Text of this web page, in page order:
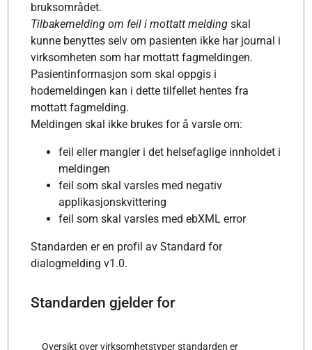
bruksområdet.
Tilbakemelding om feil i mottatt melding skal
kunne benyttes selv om pasienten ikke har journal i
virksomheten som har mottatt fagmeldingen.
Pasientinformasjon som skal oppgis i
hodemeldingen kan i dette tilfellet hentes fra
mottatt fagmelding.
Meldingen skal ikke brukes for å varsle om:
feil eller mangler i det helsefaglige innholdet i
meldingen
feil som skal varsles med negativ
applikasjonskvittering
feil som skal varsles med ebXML error
Standarden er en profil av Standard for
dialogmelding v1.0.
Standarden gjelder for
Oversikt over virksomhetstyper standarden er